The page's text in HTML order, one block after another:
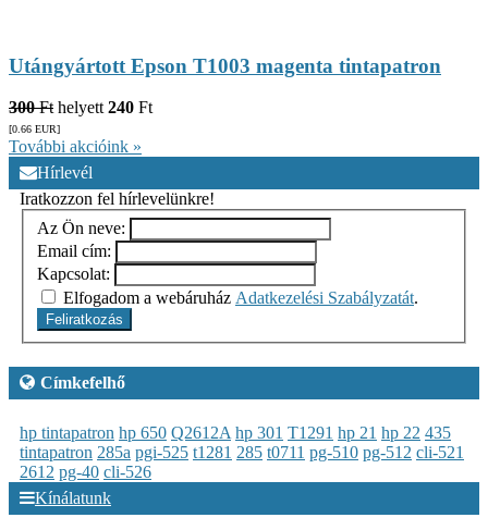
Utángyártott Epson T1003 magenta tintapatron
300 Fthelyett240 Ft
[0.66 EUR]
További akcióink »
Hírlevél
Iratkozzon fel hírlevelünkre!
Az Ön neve:
Email cím:
Kapcsolat:
Elfogadom a webáruház Adatkezelési Szabályzatát.
Feliratkozás
Címkefelhő
hp tintapatron hp 650 Q2612A hp 301 T1291 hp 21 hp 22 435
tintapatron 285a pgi-525 t1281 285 t0711 pg-510 pg-512 cli-521
2612 pg-40 cli-526
Kínálatunk